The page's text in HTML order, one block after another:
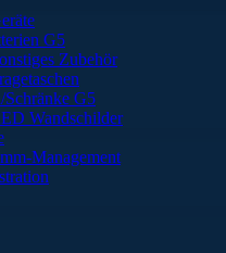
G5
Zubehör
Schränke G5
Wandschilder
Management